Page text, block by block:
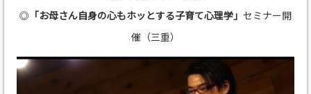
◎ 「お母さん自身の心もホッとする子育て心理学」 セミナー開
催（三重）